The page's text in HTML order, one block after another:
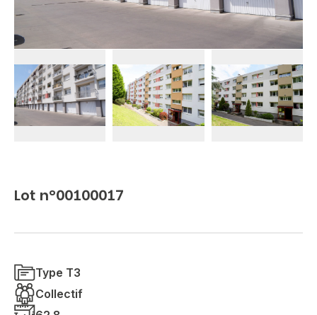
Lot n°00100017
Type T3
Collectif